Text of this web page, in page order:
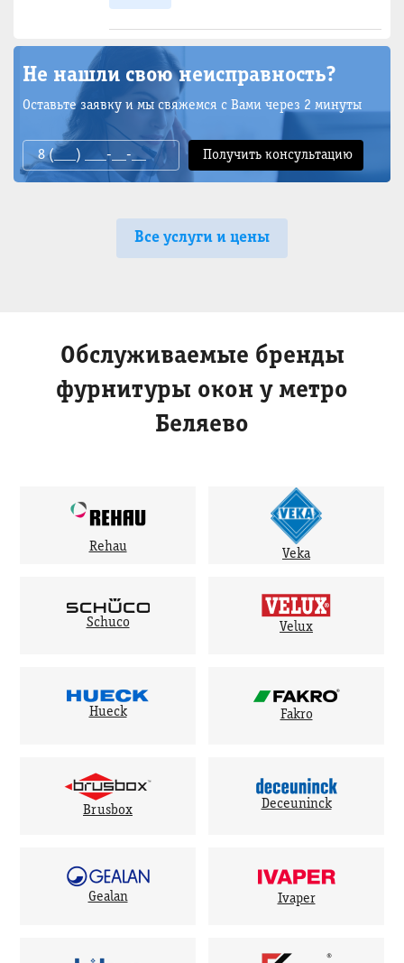
Не нашли свою неисправность?
Оставьте заявку и мы свяжемся с Вами через 2 минуты
Все услуги и цены
Обслуживаемые бренды
фурнитуры окон у метро
Беляево
Rehau
Veka
Schuco Velux
Hueck Fakro
Brusbox Deceuninck
Gealan Ivaper